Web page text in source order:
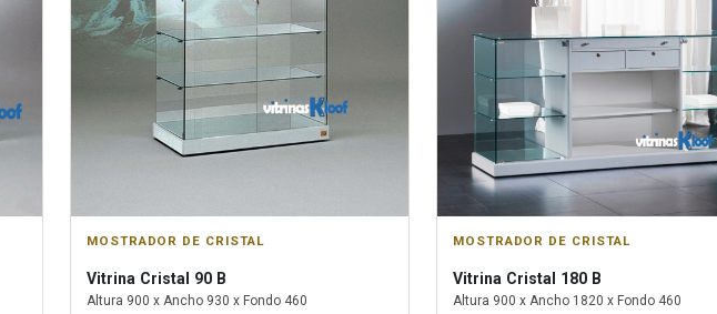
MOSTRADOR DE CRISTAL
Vitrina Cristal 90 B
Altura 900 x Ancho 930 x Fondo 460
MOSTRADOR DE CRISTAL
Vitrina Cristal 180 B
Altura 900 x Ancho 1820 x Fondo 460